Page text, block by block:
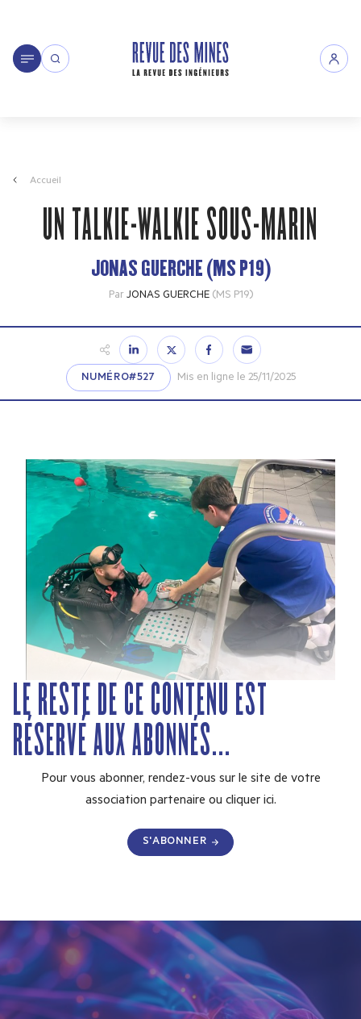
Accueil
UN TALKIE-WALKIE SOUS-MARIN
JONAS GUERCHE (MS P19)
Par JONAS GUERCHE (MS P19)
NUMÉRO#527 Mis en ligne le 25/11/2025
LE RESTE DE CE CONTENU EST
RÉSERVÉ AUX ABONNÉS...
Pour vous abonner, rendez-vous sur le site de votre
association partenaire ou cliquer ici.
S'ABONNER